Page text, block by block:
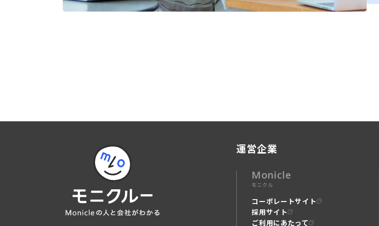
運営企業
Monicle
モニクル
コーポレートサイト
採用サイト
ご利用にあたって